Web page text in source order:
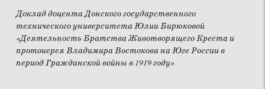
Доклад доцента Донского государственного
технического университета Юлии Бирюковой
«Деятельность Братства Животворящего Креста и
протоиерея Владимира Востокова на Юге России в
период Гражданской войны в 1919 году»